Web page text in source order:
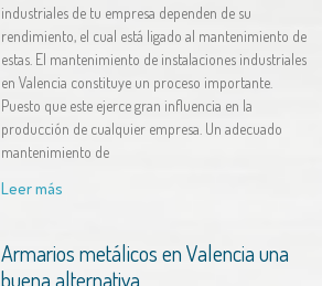
industriales de tu empresa dependen de su
rendimiento, el cual está ligado al mantenimiento de
estas. El mantenimiento de instalaciones industriales
en Valencia constituye un proceso importante.
Puesto que este ejerce gran influencia en la
producción de cualquier empresa. Un adecuado
mantenimiento de
Leer más
Armarios metálicos en Valencia una
buena alternativa